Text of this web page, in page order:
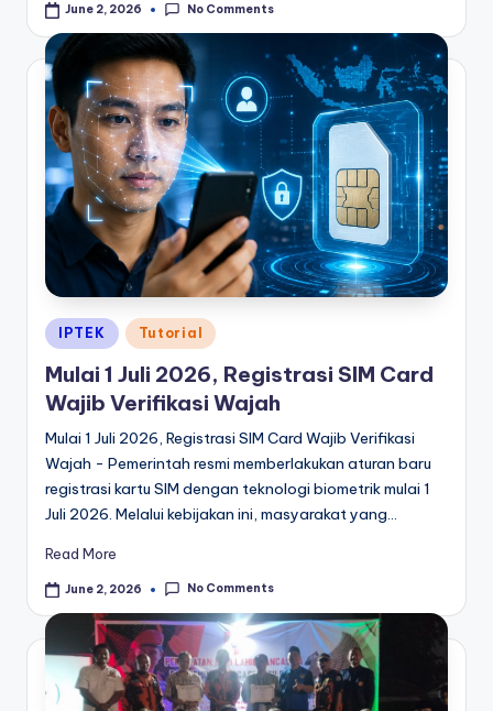
June 2, 2026 No Comments
Posted
in
IPTEK Tutorial
Mulai 1 Juli 2026, Registrasi SIM Card
Wajib Verifikasi Wajah
Mulai 1 Juli 2026, Registrasi SIM Card Wajib Verifikasi
Wajah - Pemerintah resmi memberlakukan aturan baru
registrasi kartu SIM dengan teknologi biometrik mulai 1
Juli 2026. Melalui kebijakan ini, masyarakat yang…
Read More
June 2, 2026 No Comments